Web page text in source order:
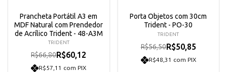
Prancheta Portátil A3 em
MDF Natural com Prendedor
de Acrílico Trident - 48-A3M
TRIDENT
R$66,80R$60,12
R$57,11 com PIX
Porta Objetos com 30cm
Trident - PO-30
TRIDENT
R$56,50R$50,85
R$48,31 com PIX